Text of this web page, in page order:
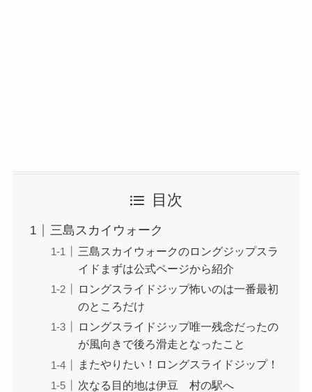
目次
三島スカイウォーク
三島スカイウォークのロングジップスラ
イドまずは公式ページから紹介
ロングスライドジップ怖いのは一番最初
のところだけ
ロングスライドジップ唯一残念だったの
が風向きで後ろ滑走となったこと
またやりたい！ロングスライドジップ！
次なる目的地は伊豆 村の駅へ